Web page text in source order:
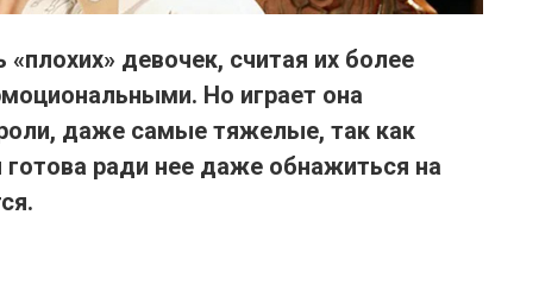
девочек, считая их более
Но играет она
даже самые тяжелые, так как
ради нее даже обнажиться на